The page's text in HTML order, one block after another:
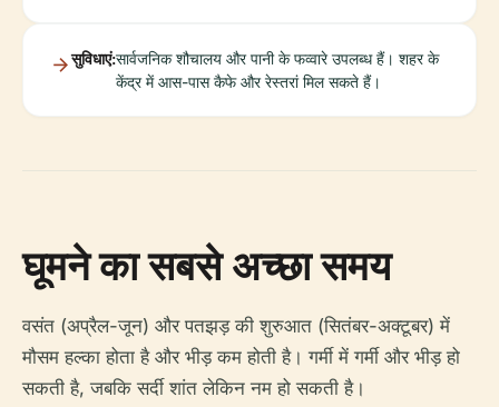
सुविधाएं:सार्वजनिक शौचालय और पानी के फव्वारे उपलब्ध हैं। शहर के
केंद्र में आस-पास कैफे और रेस्तरां मिल सकते हैं।
घूमने का सबसे अच्छा समय
वसंत (अप्रैल-जून) और पतझड़ की शुरुआत (सितंबर-अक्टूबर) में
मौसम हल्का होता है और भीड़ कम होती है। गर्मी में गर्मी और भीड़ हो
सकती है, जबकि सर्दी शांत लेकिन नम हो सकती है।